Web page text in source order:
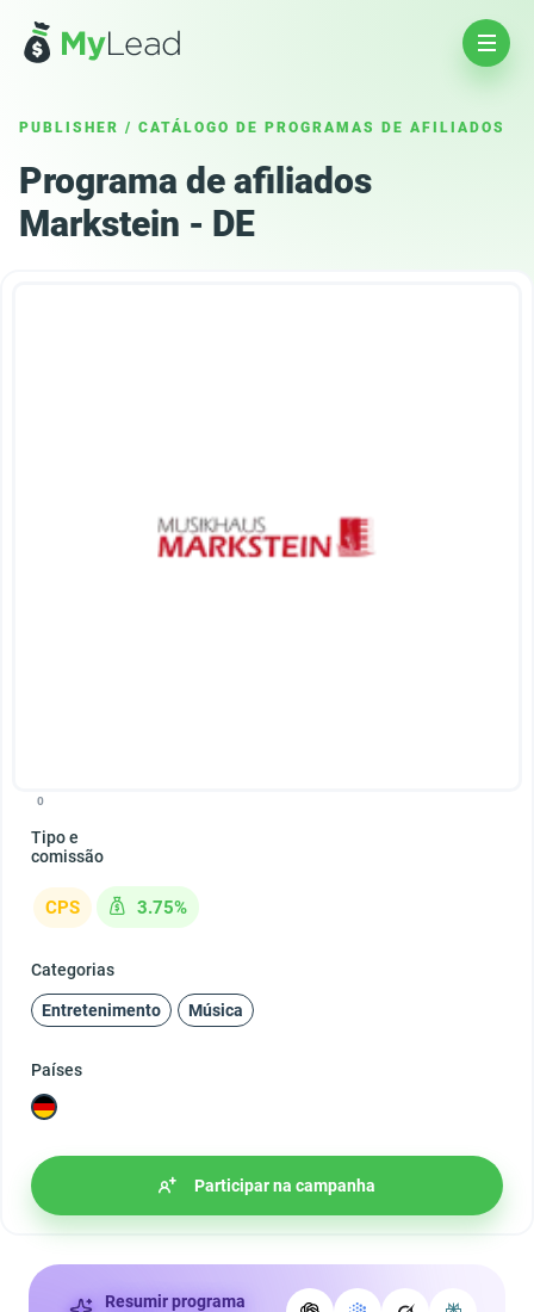
PUBLISHER / CATÁLOGO DE PROGRAMAS DE AFILIADOS
Programa de afiliados
Markstein - DE
0
Tipo e
comissão
CPS 3.75%
Categorias
Entretenimento Música
Países
Participar na campanha
Resumir programa